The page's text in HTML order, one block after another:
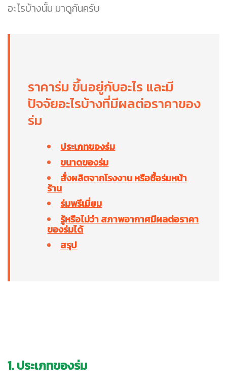
อะไรบ้างนั้น มาดูกันครับ
ราคาร่ม ขึ้นอยู่กับอะไร และมี
ปัจจัยอะไรบ้างที่มีผลต่อราคาของ
ร่ม
ประเภทของร่ม
ขนาดของร่ม
สั่งผลิตจากโรงงาน หรือซื้อร่มหน้า
ร้าน
ร่มพรีเมี่ยม
รู้หรือไม่ว่า สภาพอากาศมีผลต่อราคา
ของร่มได้
สรุป
1.ประเภทของร่ม